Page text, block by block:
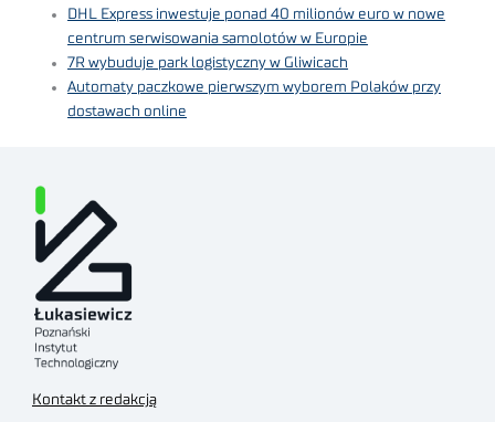
DHL Express inwestuje ponad 40 milionów euro w nowe
centrum serwisowania samolotów w Europie
7R wybuduje park logistyczny w Gliwicach
Automaty paczkowe pierwszym wyborem Polaków przy
dostawach online
Kontakt z redakcją